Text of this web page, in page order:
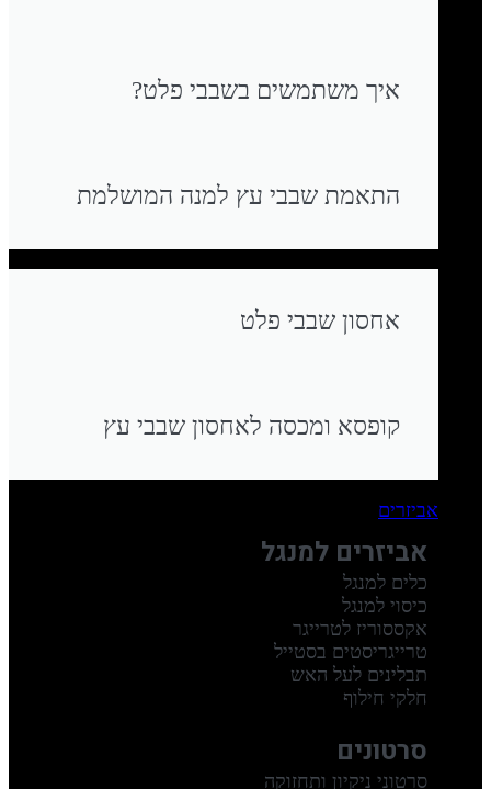
איך משתמשים בשבבי פלט?
התאמת שבבי עץ למנה המושלמת
אחסון שבבי פלט
קופסא ומכסה לאחסון שבבי עץ
אביזרים
אביזרים למנגל
כלים למנגל
כיסוי למנגל
אקססוריז לטרייגר
טרייגריסטים בסטייל
תבלינים לעל האש
חלקי חילוף
סרטונים
סרטוני ניקיון ותחזוקה